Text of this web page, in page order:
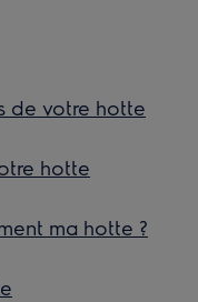
de votre hotte
hotte
ma hotte ?